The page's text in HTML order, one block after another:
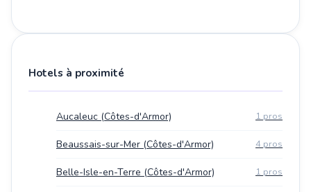
Hotels à proximité
Aucaleuc (Côtes-d'Armor) 1 pros
Beaussais-sur-Mer (Côtes-d'Armor) 4 pros
Belle-Isle-en-Terre (Côtes-d'Armor) 1 pros